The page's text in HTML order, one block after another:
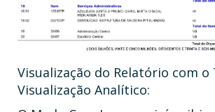
Visualização do Relatório com o
Visualização Analítico: